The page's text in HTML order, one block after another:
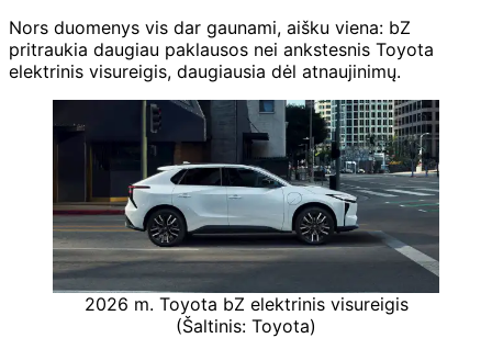
Nors duomenys vis dar gaunami, aišku viena: bZ
pritraukia daugiau paklausos nei ankstesnis Toyota
elektrinis visureigis, daugiausia dėl atnaujinimų.
2026 m. Toyota bZ elektrinis visureigis
(Šaltinis: Toyota)